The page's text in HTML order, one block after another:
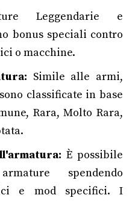
Leggendarie e
bonus speciali contro
o macchine.
Simile alle armi,
classificate in base
Rara, Molto Rara,
È possibile
spendendo
e mod specifici. I